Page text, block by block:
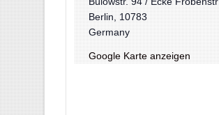
Berlin, 10783
Germany
Google Karte anzeigen